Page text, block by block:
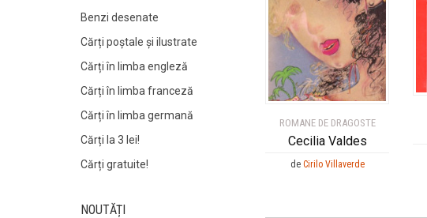
ROMANE DE DRAGOSTE
Cecilia Valdes
de Cirilo Villaverde
Benzi desenate
Cărți poștale și ilustrate
Cărți în limba engleză
Cărți în limba franceză
Cărți în limba germană
Cărți la 3 lei!
Cărți gratuite!
NOUTĂȚI